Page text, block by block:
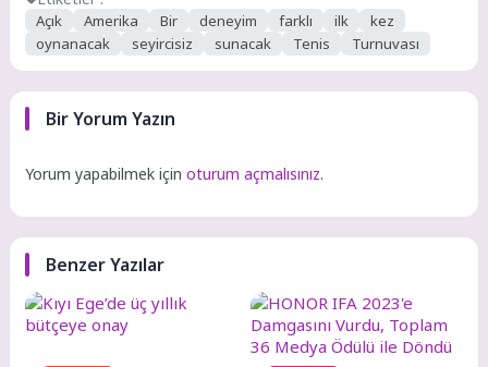
Açık Amerika Bir deneyim farklı ilk
kez
oynanacak
seyircisiz sunacak Tenis Turnuvası
Bir Yorum Yazın
Yorum yapabilmek içinoturum açmalısınız.
Benzer Yazılar